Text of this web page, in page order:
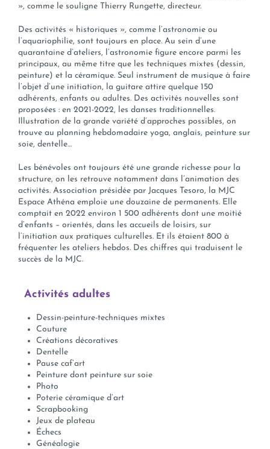
», comme le souligne Thierry Rungette, directeur.
Des activités « historiques », comme l’astronomie ou
l’aquariophilie, sont toujours en place. Au sein d’une
quarantaine d’ateliers, l’astronomie figure encore parmi les
principaux, au même titre que les techniques mixtes (dessin,
peinture) et la céramique. Seul instrument de musique à faire
l’objet d’une initiation, la guitare attire quelque 150
adhérents, enfants ou adultes. Des activités nouvelles sont
proposées : en 2021-2022, les danses traditionnelles.
Illustration de la grande variété d’approches possibles, on
trouve au planning hebdomadaire yoga, anglais, peinture sur
soie, dentelle…
Les bénévoles ont toujours été une grande richesse pour la
structure, on les retrouve notamment dans l’animation des
activités. Association présidée par Jacques Tesoro, la MJC
Espace Athéna emploie une douzaine de permanents. Elle
comptait en 2022 environ 1 500 adhérents dont une moitié
d’enfants – orientés, dans les accueils de loisirs, sur
l’initiation aux pratiques culturelles. Et ils étaient 800 à
fréquenter les ateliers hebdos. Des chiffres qui traduisent le
succès de la MJC.
Activités adultes
Dessin-peinture-techniques mixtes
Couture
Créations décoratives
Dentelle
Pause caf’art
Peinture dont peinture sur soie
Photo
Poterie céramique d’art
Scrapbooking
Jeux de plateau
Échecs
Généalogie